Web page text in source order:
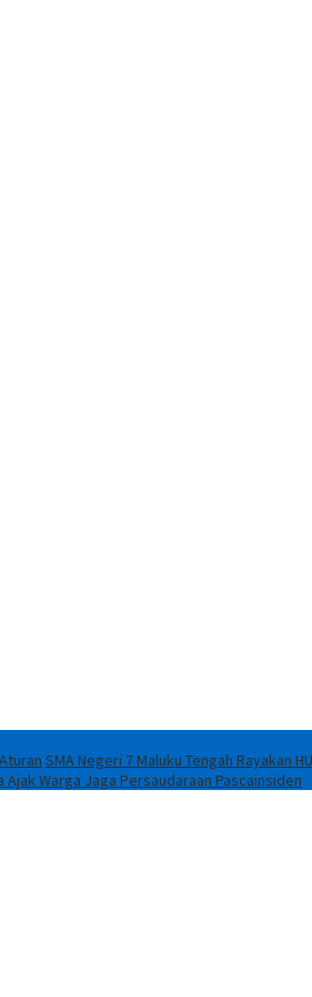
SMA Negeri 7 Maluku Tengah Rayakan
Warga Jaga Persaudaraan Pascainsiden